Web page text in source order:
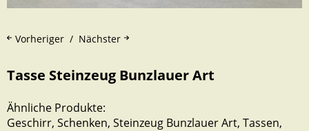
Nächster
Vorheriger
Tasse Steinzeug Bunzlauer Art
Ähnliche Produkte:
Geschirr, Schenken, Steinzeug Bunzlauer Art, Tassen,